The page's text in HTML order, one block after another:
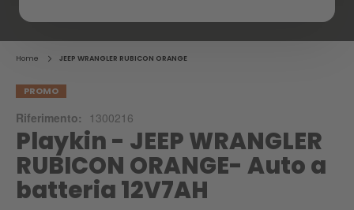
Skip
the
beginning
gallery
Home JEEP WRANGLER RUBICON ORANGE
PROMO
Riferimento: 1300216
Playkin - JEEP WRANGLER
RUBICON ORANGE- Auto a
batteria 12V7AH